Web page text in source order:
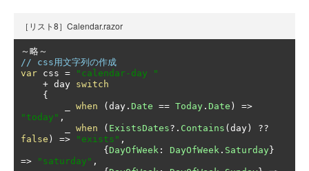
［リスト8］Calendar.razor
～略～
// css用文字列の作成
var css =
"calendar-day "
+ day switch
{
when ( day . Date == Today . Date )
=>
"today" ,
when ( ExistsDates?. Contains ( day )
??
false ) => "exists" ,
{ DayOfWeek : DayOfWeek . Saturday }
=>
"saturday" ,